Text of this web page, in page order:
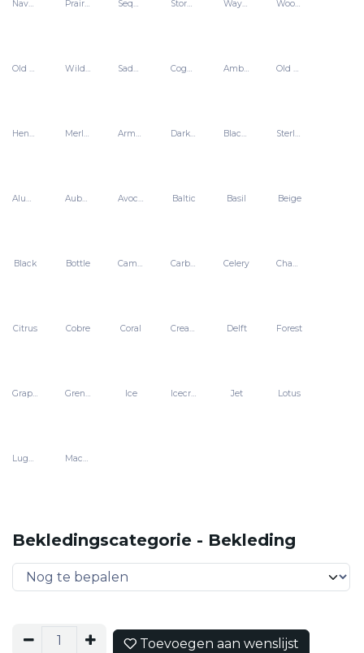
Navajo Prairie Sequoia Stormy Waylan Woodbine
Old yellow Wild oats Saddle brown Cognac Amber Old green
Henna green Merlot Army green Dark ash Black pearl Sterling
Aluminium Aubergine Avocado Baltic Basil Beige
Black Bottle Camel Carbon Celery Champagne
Citrus Cobre Coral Cream Delft Forest
Graphite Grenadine Ice Icecream Jet Lotus
Luggage Macadamia
Bekledingscategorie - Bekleding
Toevoegen aan wenslijst